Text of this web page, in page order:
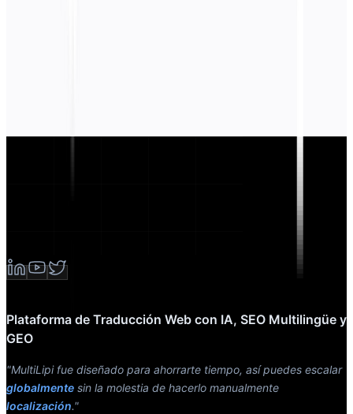
Plataforma de Traducción Web con IA, SEO Multilingüe y
GEO
"MultiLipi fue diseñado para ahorrarte tiempo, así puedes escalar
globalmente sin la molestia de hacerlo manualmente
localización."